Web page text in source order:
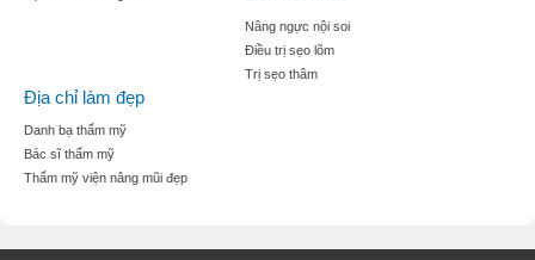
Nâng ngực nội soi
Điều trị sẹo lõm
Trị sẹo thâm
Địa chỉ làm đẹp
Danh bạ thẩm mỹ
Bác sĩ thẩm mỹ
Thẩm mỹ viện nâng mũi đẹp